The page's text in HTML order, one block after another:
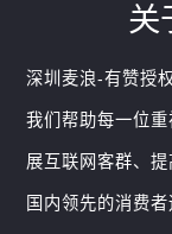
关
深圳麦浪-有赞授
我们帮助每一位
展互联网客群、
国内领先的消费